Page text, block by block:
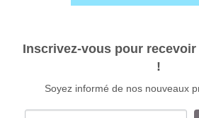
Rechercher
Inscrivez-vous pour
!
Soyez informé de nos nouveaux